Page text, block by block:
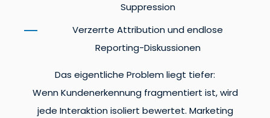
Suppression
Verzerrte Attribution und endlose
Reporting-Diskussionen
Das eigentliche Problem liegt tiefer:
Wenn Kundenerkennung fragmentiert ist, wird
jede Interaktion isoliert bewertet. Marketing